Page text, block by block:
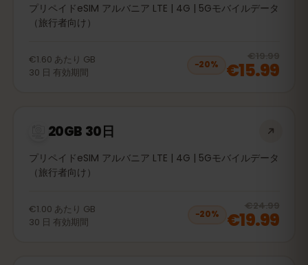
プリペイドeSIM アルバニア LTE | 4G | 5Gモバイルデータ
（旅行者向け）
€1.60 あたり GB
30 日 有効期間
−20%
€19.99
€15.99
20GB 30日
プリペイドeSIM アルバニア LTE | 4G | 5Gモバイルデータ
（旅行者向け）
€1.00 あたり GB
30 日 有効期間
−20%
€24.99
€19.99